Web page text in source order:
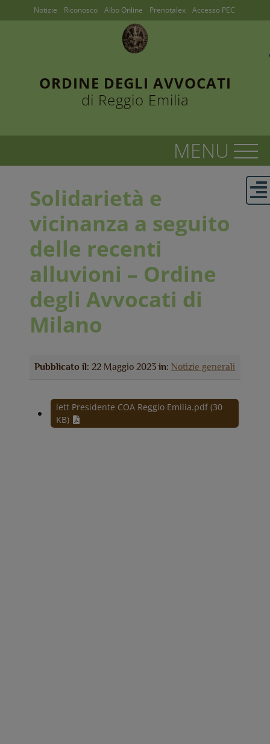
ORDINE DEGLI AVVOCATI
di Reggio Emilia
Notizie Riconosco Albo Online Prenotalex Accesso PEC
Solidarietà e
vicinanza a seguito
delle recenti
alluvioni – Ordine
degli Avvocati di
Milano
Pubblicato il: 22 Maggio 2023in: Notizie generali
lett Presidente COA Reggio Emilia.pdf (30
KB)